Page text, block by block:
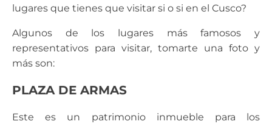
lugares que tienes que visitar si o si en el Cusco?
Algunos de los lugares más famosos y
representativos para visitar, tomarte una foto y
más son:
PLAZA DE ARMAS
Este es un patrimonio inmueble para los